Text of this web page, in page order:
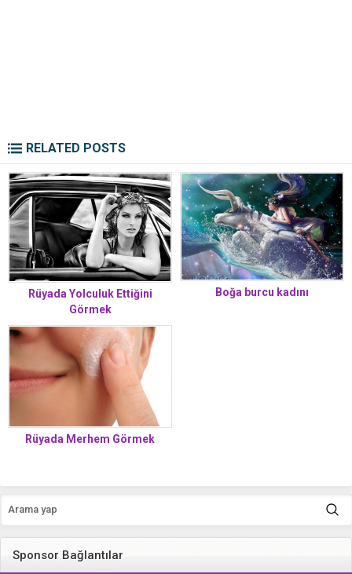
RELATED POSTS
Rüyada Yolculuk Ettiğini
Görmek
Boğa burcu kadını
Rüyada Merhem Görmek
Sponsor Bağlantılar